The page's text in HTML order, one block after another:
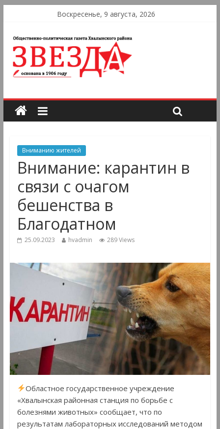
Воскресенье, 9 августа, 2026
Вниманию жителей
Внимание: карантин в
связи с очагом
бешенства в
Благодатном
25.09.2023 hvadmin 289 Views
Областное государственное учреждение
«Хвалынская районная станция по борьбе с
болезнями животных» сообщает, что по
результатам лабораторных исследований методом